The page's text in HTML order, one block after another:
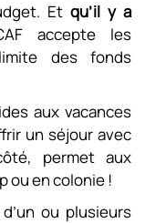
Et qu’il y a
accepte les
des fonds
aux vacances
un séjour avec
permet aux
ou en colonie !
ou plusieurs